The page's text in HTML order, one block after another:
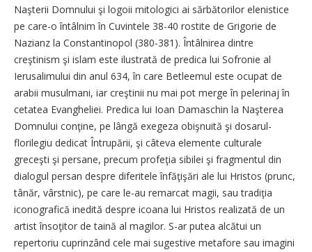
Naşterii Domnului şi logoii mitologici ai sărbătorilor elenistice
pe care-o întâlnim în Cuvintele 38-40 rostite de Grigorie de
Nazianz la Constantinopol (380-381). Întâlnirea dintre
creştinism şi islam este ilustrată de predica lui Sofronie al
Ierusalimului din anul 634, în care Betleemul este ocupat de
arabii musulmani, iar creştinii nu mai pot merge în pelerinaj în
cetatea Evangheliei. Predica lui Ioan Damaschin la Naşterea
Domnului conţine, pe lângă exegeza obişnuită şi dosarul-
florilegiu dedicat Întrupării, şi câteva elemente culturale
greceşti şi persane, precum profeţia sibilei şi fragmentul din
dialogul persan despre diferitele înfăţişări ale lui Hristos (prunc,
tânăr, vârst­nic), pe care le-au remarcat magii, sau tradiţia
iconografică inedită despre icoana lui Hristos realizată de un
artist însoţitor de taină al magilor. S-ar putea alcătui un
repertoriu cuprinzând cele mai sugestive metafore sau imagini